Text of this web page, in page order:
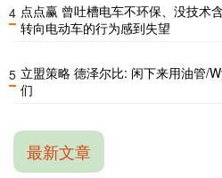
4 点点赢 曾吐槽电车不环保、没技术
转向电动车的行为感到失望
5 立盟策略 德泽尔比: 闲下来用油管/
们
最新文章